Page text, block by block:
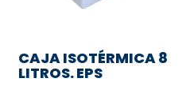
CAJA ISOTÉRMICA 8
LITROS. EPS